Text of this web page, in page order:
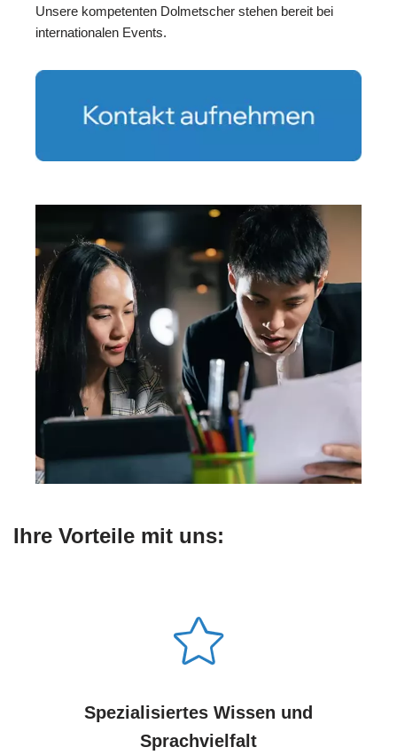
Unsere kompetenten Dolmetscher stehen bereit bei
internationalen Events.
Ihre Vorteile mit uns:
Spezialisiertes Wissen und
Sprachvielfalt